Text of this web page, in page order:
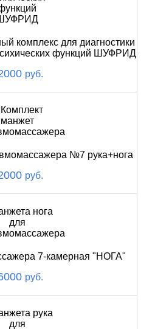
комплекс для диагностики
функций ШУФРИД
руб.
№7 рука+нога
руб.
7-камерная "НОГА"
руб.